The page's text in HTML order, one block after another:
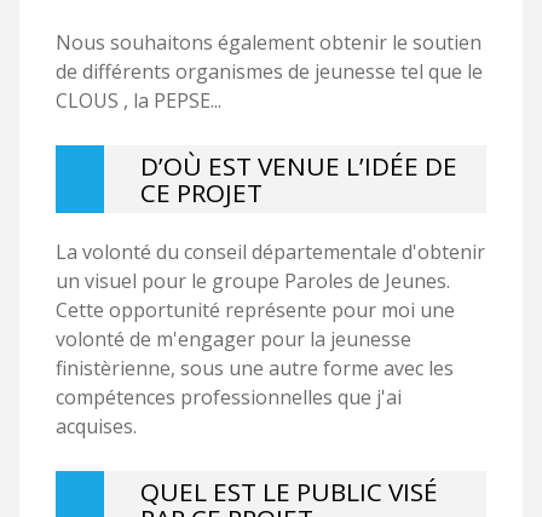
Nous souhaitons également obtenir le soutien
de différents organismes de jeunesse tel que le
CLOUS , la PEPSE...
D’OÙ EST VENUE L’IDÉE DE
CE PROJET
La volonté du conseil départementale d'obtenir
un visuel pour le groupe Paroles de Jeunes.
Cette opportunité représente pour moi une
volonté de m'engager pour la jeunesse
finistèrienne, sous une autre forme avec les
compétences professionnelles que j'ai
acquises.
QUEL EST LE PUBLIC VISÉ